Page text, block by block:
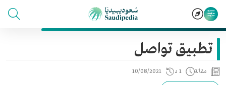
تطبيق تواصل
مقالة 1 د 10/08/2021